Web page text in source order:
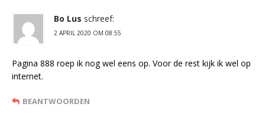
Bo Lus schreef:
2 APRIL 2020 OM 08:55
Pagina 888 roep ik nog wel eens op. Voor de rest kijk ik wel op
internet.
BEANTWOORDEN